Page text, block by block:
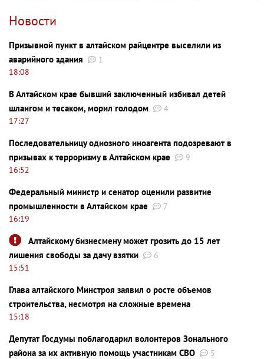
Новости
Призывной пункт в алтайском райцентре выселили из
аварийного здания
1
18:08
В Алтайском крае бывший заключенный избивал детей
шлангом и тесаком, морил голодом
4
17:27
Последовательницу одиозного иноагента подозревают в
призывах к терроризму в Алтайском крае
9
16:52
Федеральный министр и сенатор оценили развитие
промышленности в Алтайском крае
7
16:19
Алтайскому бизнесмену может грозить до 15 лет
лишения свободы за дачу взятки
6
15:51
Глава алтайского Минстроя заявил о росте объемов
строительства, несмотря на сложные времена
15:18
Депутат Госдумы поблагодарил волонтеров Зонального
района за их активную помощь участникам СВО
5